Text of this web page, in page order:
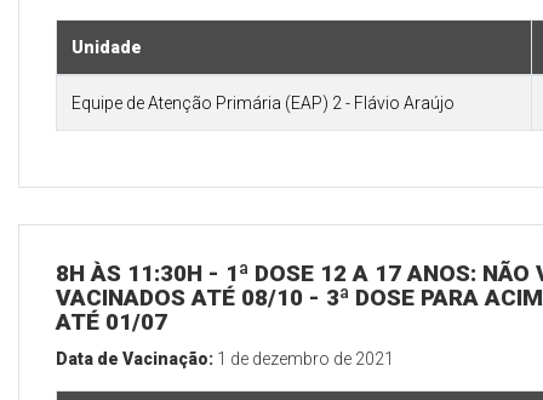
Unidade
Equipe de Atenção Primária (EAP) 2 - Flávio Araújo
8H ÀS 11:30H - 1ª DOSE 12 A 17 ANOS: NÃO
VACINADOS ATÉ 08/10 - 3ª DOSE PARA
ATÉ 01/07
Data de Vacinação: 1 de dezembro de 2021